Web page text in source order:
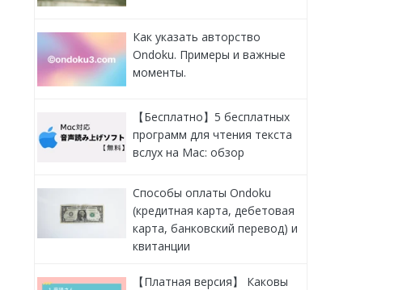
Как указать авторство
Ondoku. Примеры и важные
моменты.
【Бесплатно】5 бесплатных
программ для чтения текста
вслух на Mac: обзор
Способы оплаты Ondoku
(кредитная карта, дебетовая
карта, банковский перевод) и
квитанции
【Платная версия】 Каковы